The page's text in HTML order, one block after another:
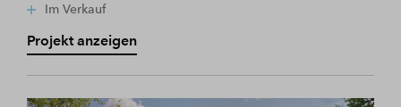
Im Verkauf
Projekt anzeigen